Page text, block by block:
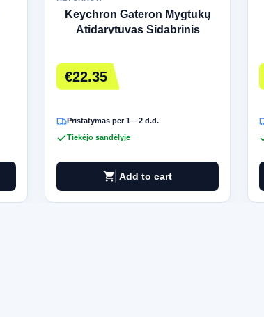
Keychron Gateron Mygtukų
Atidarytuvas Sidabrinis
€22.35
Pristatymas per 1 – 2 d.d.
Tiekėjo sandėlyje
shopping_cart Add to cart